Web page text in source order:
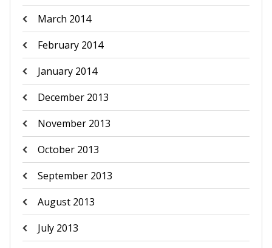
March 2014
February 2014
January 2014
December 2013
November 2013
October 2013
September 2013
August 2013
July 2013